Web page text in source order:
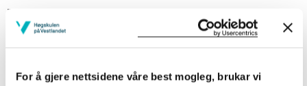
For å gjere nettsidene våre best mogleg, brukar vi
Emnet dekkjer følgjande juridiske emne: familie- og
arverett, bustadrett, forvaltningsrett, leige av